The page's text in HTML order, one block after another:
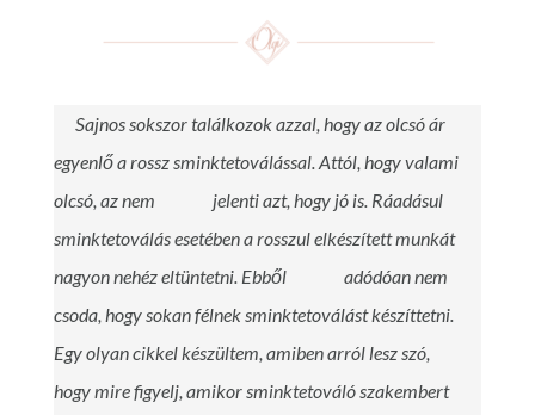
Sajnos sokszor találkozok azzal, hogy az olcsó ár
egyenlő a rossz sminktetoválással. Attól, hogy valami
olcsó, az nem jelenti azt, hogy jó is. Ráadásul
sminktetoválás esetében a rosszul elkészített munkát
nagyon nehéz eltüntetni. Ebből adódóan nem
csoda, hogy sokan félnek sminktetoválást készíttetni.
Egy olyan cikkel készültem, amiben arról lesz szó,
hogy mire figyelj, amikor sminktetováló szakembert